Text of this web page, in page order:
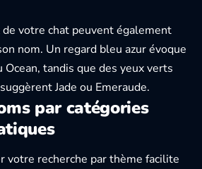
de votre chat peuvent également
nom. Un regard bleu azur évoque
Ocean, tandis que des yeux verts
Jade ou Emeraude.
par catégories
votre recherche par thème facilite